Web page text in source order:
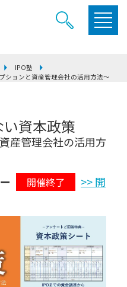
IPO塾
ションと資産管理会社の活用方法～
い資本政策
産管理会社の活用方
開催終了
>> 開